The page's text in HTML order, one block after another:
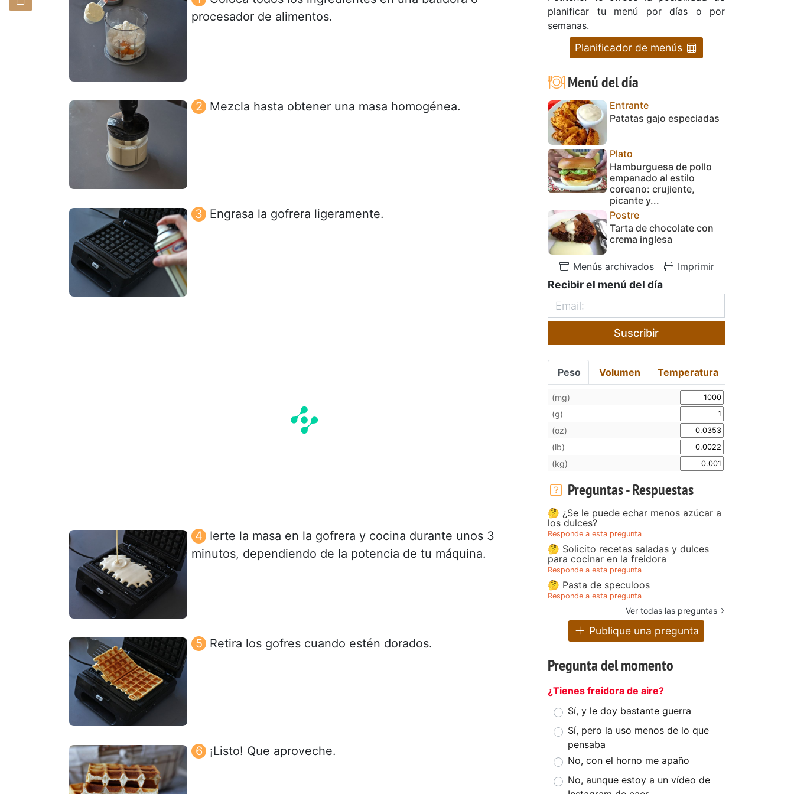
procesador de alimentos.
Mezcla hasta obtener una masa homogénea.
Engrasa la gofrera ligeramente.
Ierte la masa en la gofrera y cocina durante unos 3
minutos, dependiendo de la potencia de tu máquina.
Retira los gofres cuando estén dorados.
¡Listo! Que aproveche.
planificar tu menú por días o por
semanas.
Planificador de menús
Menú del día
Entrante
Patatas gajo especiadas
Plato
Hamburguesa de pollo
empanado al estilo
coreano: crujiente,
picante y...
Postre
Tarta de chocolate con
crema inglesa
Menús archivados Imprimir
Recibir el menú del día
Suscribir
Peso Volumen Temperatura
(mg)
(g)
(oz)
(lb)
(kg)
Preguntas - Respuestas
🤔 ¿Se le puede echar menos azúcar a
los dulces?
Responde a esta pregunta
🤔 Solicito recetas saladas y dulces
para cocinar en la freidora
Responde a esta pregunta
🤔 Pasta de speculoos
Responde a esta pregunta
Ver todas las preguntas
Publique una pregunta
Pregunta del momento
¿Tienes freidora de aire?
Sí, y le doy bastante guerra
Sí, pero la uso menos de lo que
pensaba
No, con el horno me apaño
No, aunque estoy a un vídeo de